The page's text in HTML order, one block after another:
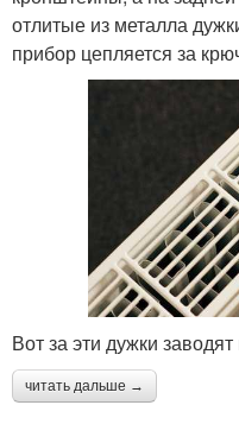
отлитые из металла
прибор цепляется за
Вот за эти дужки
читать дальше →